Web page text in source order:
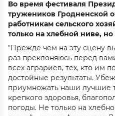
Во время фестиваля
тружеников Гродненской
работникам сельского
только на хлебной ниве,
"Прежде чем на эту сцену
раз преклоняюсь перед
всех аграриев, тех, кто им
достойные результаты.
приумножать наши
крепкого здоровья,
погоды. Не только на